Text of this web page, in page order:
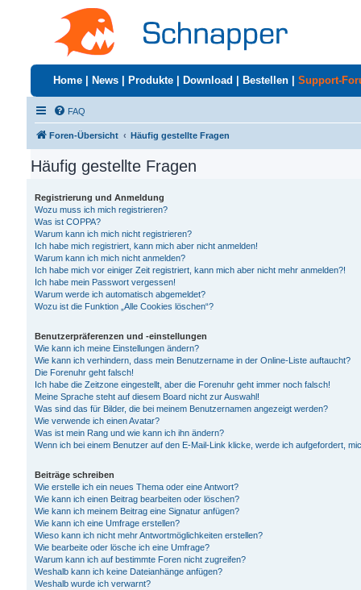
Home News Produkte Download Bestellen Support-
FAQ
Foren-Übersicht Häufig gestellte Fragen
Häufig gestellte Fragen
Registrierung und Anmeldung
Wozu muss ich mich registrieren?
Was ist COPPA?
Warum kann ich mich nicht registrieren?
Ich habe mich registriert, kann mich aber nicht anmelden!
Warum kann ich mich nicht anmelden?
Ich habe mich vor einiger Zeit registriert, kann mich aber nicht mehr anmelden?!
Ich habe mein Passwort vergessen!
Warum werde ich automatisch abgemeldet?
Wozu ist die Funktion „Alle Cookies löschen“?
Benutzerpräferenzen und -einstellungen
Wie kann ich meine Einstellungen ändern?
Wie kann ich verhindern, dass mein Benutzername in der Online-Liste auftaucht?
Die Forenuhr geht falsch!
Ich habe die Zeitzone eingestellt, aber die Forenuhr geht immer noch falsch!
Meine Sprache steht auf diesem Board nicht zur Auswahl!
Was sind das für Bilder, die bei meinem Benutzernamen angezeigt werden?
Wie verwende ich einen Avatar?
Was ist mein Rang und wie kann ich ihn ändern?
Wenn ich bei einem Benutzer auf den E-Mail-Link klicke, werde ich aufgefordert,
Beiträge schreiben
Wie erstelle ich ein neues Thema oder eine Antwort?
Wie kann ich einen Beitrag bearbeiten oder löschen?
Wie kann ich meinem Beitrag eine Signatur anfügen?
Wie kann ich eine Umfrage erstellen?
Wieso kann ich nicht mehr Antwortmöglichkeiten erstellen?
Wie bearbeite oder lösche ich eine Umfrage?
Warum kann ich auf bestimmte Foren nicht zugreifen?
Weshalb kann ich keine Dateianhänge anfügen?
Weshalb wurde ich verwarnt?